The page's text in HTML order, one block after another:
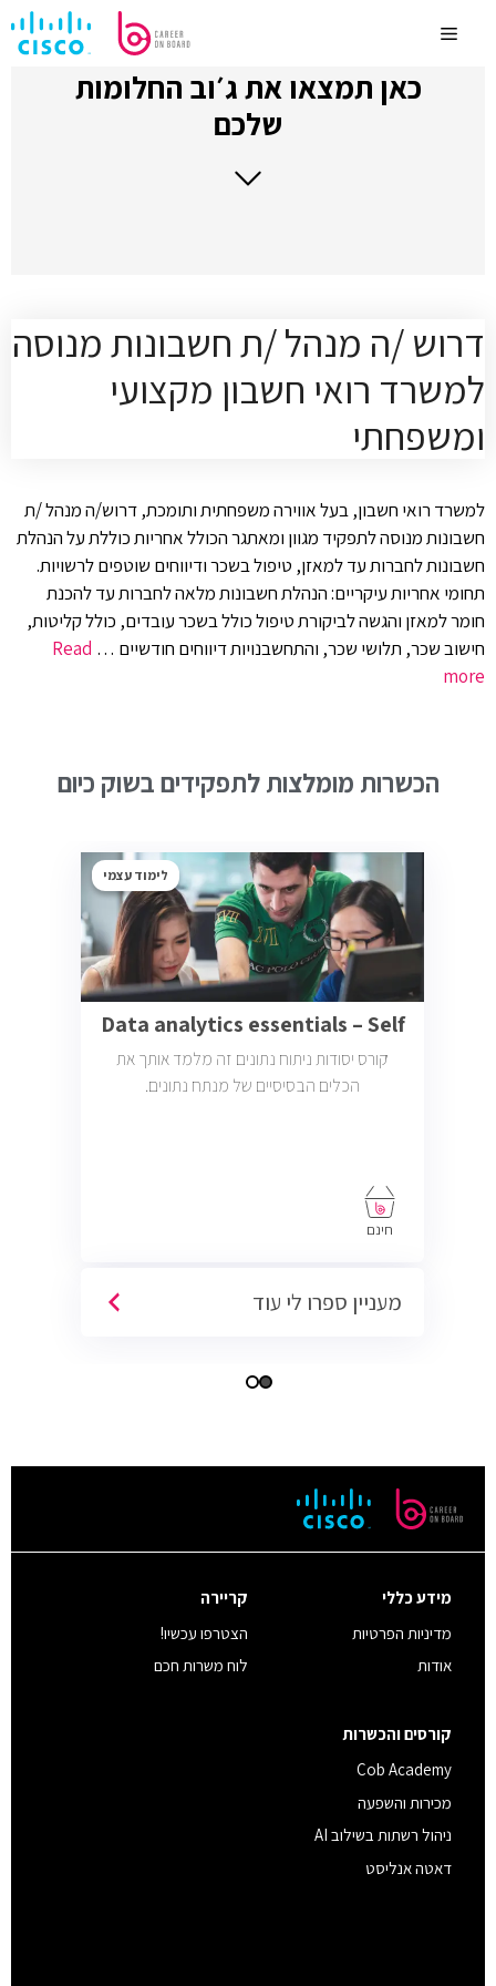
לתוכןMenu
כאן תמצאו את ג׳וב החלומות
שלכם
דרוש /ה מנהל /ת חשבונות מנוסה
למשרד רואי חשבון מקצועי
ומשפחתי
למשרד רואי חשבון, בעל אווירה משפחתית ותומכת, דרוש/ה מנהל /ת
חשבונות מנוסה לתפקיד מגוון ומאתגר הכולל אחריות כוללת על הנהלת
חשבונות לחברות עד למאזן, טיפול בשכר ודיווחים שוטפים לרשויות.
תחומי אחריות עיקריים: הנהלת חשבונות מלאה לחברות עד להכנת
חומר למאזן והגשה לביקורת טיפול כולל בשכר עובדים, כולל קליטות,
חישוב שכר, תלושי שכר, והתחשבנויות דיווחים חודשיים … Read
more
הכשרות מומלצות לתפקידים בשוק כיום
לימוד עצמי
Data analytics essentials – Self
קורס יסודות ניתוח נתונים זה מלמד אותך את
הכלים הבסיסיים של מנתח נתונים.
חינם
מעניין ספרו לי עוד
מידע כללי
מדיניות הפרטיות
אודות
קריירה
הצטרפו עכשיו!
לוח משרות חכם
קורסים והכשרות
Cob Academy
מכירות והשפעה
ניהול רשתות בשילוב AI
דאטה אנליסט